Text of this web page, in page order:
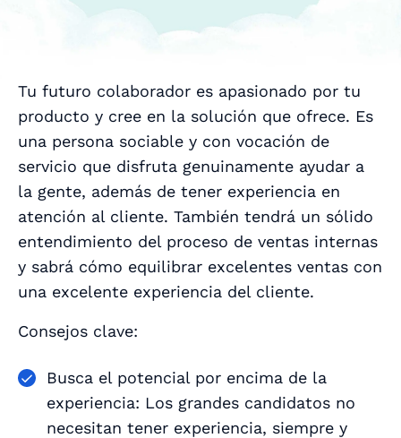
Tu futuro colaborador es apasionado por tu
producto y cree en la solución que ofrece. Es
una persona sociable y con vocación de
servicio que disfruta genuinamente ayudar a
la gente, además de tener experiencia en
atención al cliente. También tendrá un sólido
entendimiento del proceso de ventas internas
y sabrá cómo equilibrar excelentes ventas con
una excelente experiencia del cliente.
Consejos clave:
Busca el potencial por encima de la
experiencia: Los grandes candidatos no
necesitan tener experiencia, siempre y